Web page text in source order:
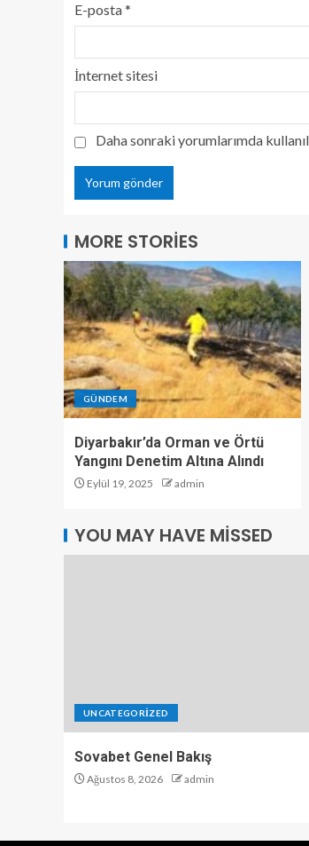
E-posta*
İnternet sitesi
Daha sonraki yorumlarımda
MORE STORIES
GÜNDEM
Diyarbakır’da Orman ve Örtü
Yangını Denetim Altına Alındı
Eylül 19, 2025 admin
YOU MAY HAVE MISSED
UNCATEGORIZED
Sovabet Genel Bakış
Ağustos 8, 2026 admin